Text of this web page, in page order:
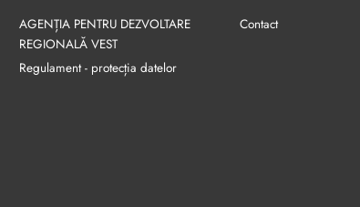
AGENȚIA PENTRU DEZVOLTARE
REGIONALĂ VEST
Regulament - protecția datelor
Contact